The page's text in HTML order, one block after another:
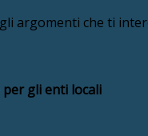
argomenti che ti
gli enti locali